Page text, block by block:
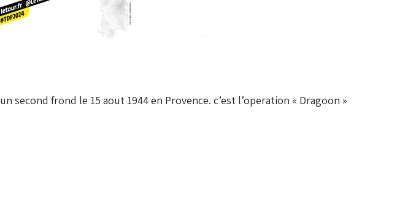
second frond le 15 aout 1944 en Provence. c’est l’operation « Dragoon »